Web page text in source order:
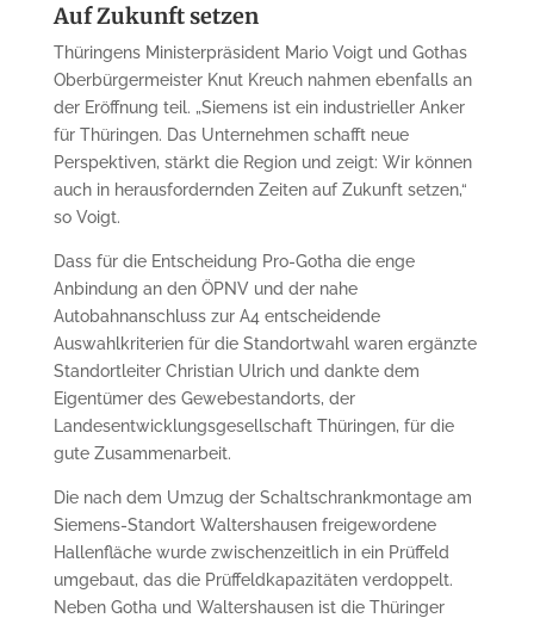
Auf Zukunft setzen
Thüringens Ministerpräsident Mario Voigt und Gothas
Oberbürgermeister Knut Kreuch nahmen ebenfalls an
der Eröffnung teil. „Siemens ist ein industrieller Anker
für Thüringen. Das Unternehmen schafft neue
Perspektiven, stärkt die Region und zeigt: Wir können
auch in herausfordernden Zeiten auf Zukunft setzen,“
so Voigt.
Dass für die Entscheidung Pro-Gotha die enge
Anbindung an den ÖPNV und der nahe
Autobahnanschluss zur A4 entscheidende
Auswahlkriterien für die Standortwahl waren ergänzte
Standortleiter Christian Ulrich und dankte dem
Eigentümer des Gewebestandorts, der
Landesentwicklungsgesellschaft Thüringen, für die
gute Zusammenarbeit.
Die nach dem Umzug der Schaltschrankmontage am
Siemens-Standort Waltershausen freigewordene
Hallenfläche wurde zwischenzeitlich in ein Prüffeld
umgebaut, das die Prüffeldkapazitäten verdoppelt.
Neben Gotha und Waltershausen ist die Thüringer